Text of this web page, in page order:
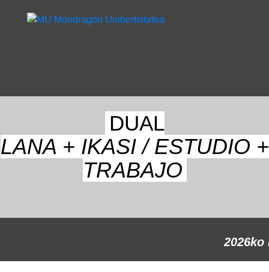
DUAL
LANA + IKASI / ESTUDIO +
TRABAJO